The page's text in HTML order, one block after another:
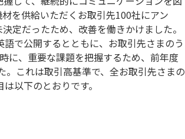
を供給いただくお取引先100社にアン
定だったため、改善を働きかけました。
で公開するとともに、お取引先さまのう
に、重要な課題を把握するため、前年度
これは取引高基準で、全お取引先さまの
以下のとおりです。